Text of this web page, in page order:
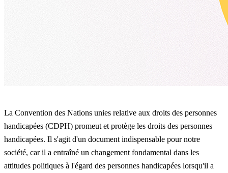
La Convention des Nations unies relative aux droits des personnes
handicapées (CDPH) promeut et protège les droits des personnes
handicapées. Il s'agit d'un document indispensable pour notre
société, car il a entraîné un changement fondamental dans les
attitudes politiques à l'égard des personnes handicapées lorsqu'il a